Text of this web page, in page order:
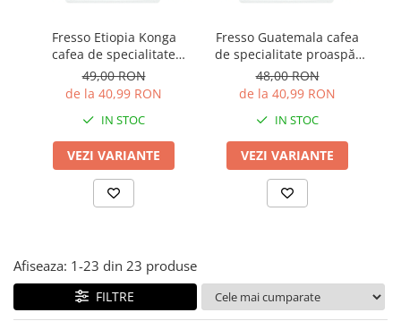
Fresso Etiopia Konga
cafea de specialitate
proaspăt prăjită și
măcinată
49,00 RON
de la 40,99 RON
IN STOC
VEZI VARIANTE
Fresso Guatemala cafea
de specialitate proaspăt
prăjită și măcinată
48,00 RON
de la 40,99 RON
IN STOC
VEZI VARIANTE
Afiseaza: 1-23 din 23 produse
FILTRE